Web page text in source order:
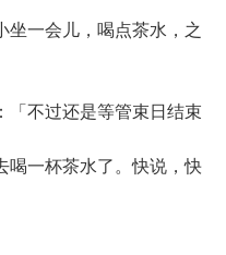
坐一会儿，喝点茶水，之
不过还是等管束日结束
喝一杯茶水了。快说，快